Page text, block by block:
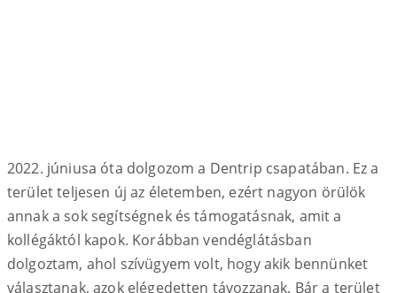
2022. júniusa óta dolgozom a Dentrip csapatában. Ez a
terület teljesen új az életemben, ezért nagyon örülök
annak a sok segítségnek és támogatásnak, amit a
kollégáktól kapok. Korábban vendéglátásban
dolgoztam, ahol szívügyem volt, hogy akik bennünket
választanak, azok elégedetten távozzanak. Bár a terület